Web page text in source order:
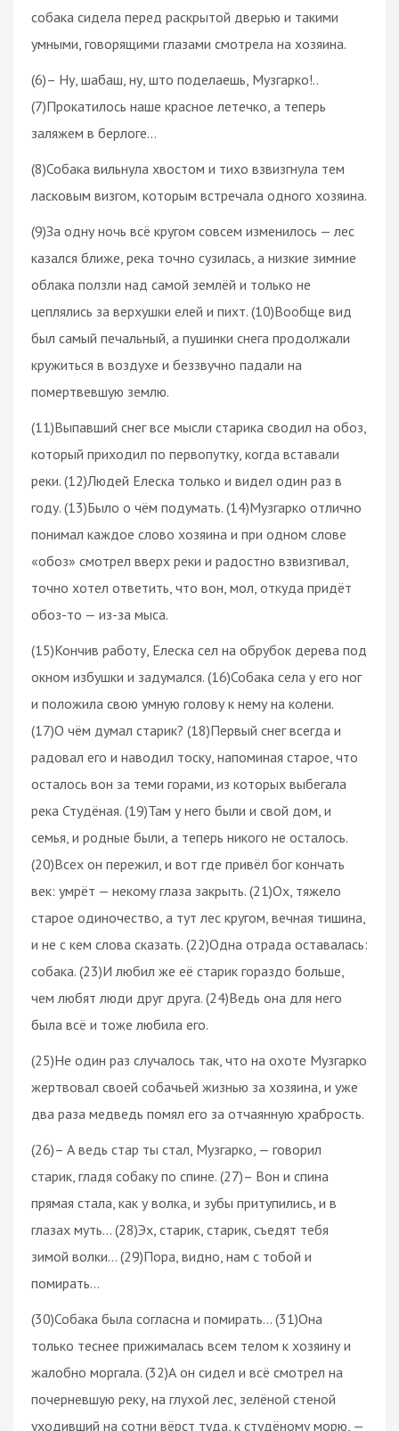
собака сидела перед раскрытой дверью и такими
умными, говорящими глазами смотрела на хозяина.
(6)– Ну, шабаш, ну, што поделаешь, Музгарко!..
(7)Прокатилось наше красное летечко, а теперь
заляжем в берлоге…
(8)Собака вильнула хвостом и тихо взвизгнула тем
ласковым визгом, которым встречала одного хозяина.
(9)За одну ночь всё кругом совсем изменилось — лес
казался ближе, река точно сузилась, а низкие зимние
облака ползли над самой землёй и только не
цеплялись за верхушки елей и пихт. (10)Вообще вид
был самый печальный, а пушинки снега продолжали
кружиться в воздухе и беззвучно падали на
помертвевшую землю.
(11)Выпавший снег все мысли старика сводил на обоз,
который приходил по первопутку, когда вставали
реки. (12)Людей Елеска только и видел один раз в
году. (13)Было о чём подумать. (14)Музгарко отлично
понимал каждое слово хозяина и при одном слове
«обоз» смотрел вверх реки и радостно взвизгивал,
точно хотел ответить, что вон, мол, откуда придёт
обоз-то — из-за мыса.
(15)Кончив работу, Елеска сел на обрубок дерева под
окном избушки и задумался. (16)Собака села у его ног
и положила свою умную голову к нему на колени.
(17)О чём думал старик? (18)Первый снег всегда и
радовал его и наводил тоску, напоминая старое, что
осталось вон за теми горами, из которых выбегала
река Студёная. (19)Там у него были и свой дом, и
семья, и родные были, а теперь никого не осталось.
(20)Всех он пережил, и вот где привёл бог кончать
век: умрёт — некому глаза закрыть. (21)Ох, тяжело
старое одиночество, а тут лес кругом, вечная тишина,
и не с кем слова сказать. (22)Одна отрада оставалась:
собака. (23)И любил же её старик гораздо больше,
чем любят люди друг друга. (24)Ведь она для него
была всё и тоже любила его.
(25)Не один раз случалось так, что на охоте Музгарко
жертвовал своей собачьей жизнью за хозяина, и уже
два раза медведь помял его за отчаянную храбрость.
(26)– А ведь стар ты стал, Музгарко, — говорил
старик, гладя собаку по спине. (27)– Вон и спина
прямая стала, как у волка, и зубы притупились, и в
глазах муть… (28)Эх, старик, старик, съедят тебя
зимой волки… (29)Пора, видно, нам с тобой и
помирать…
(30)Собака была согласна и помирать… (31)Она
только теснее прижималась всем телом к хозяину и
жалобно моргала. (32)А он сидел и всё смотрел на
почерневшую реку, на глухой лес, зелёной стеной
уходивший на сотни вёрст туда, к студёному морю, —